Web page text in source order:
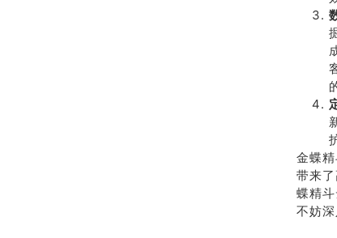
金蝶
带来
蝶精
不妨